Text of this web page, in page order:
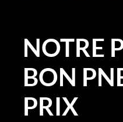
NOTRE
BON
PRIX